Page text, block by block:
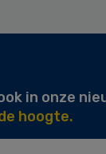
in onze
hoogte.